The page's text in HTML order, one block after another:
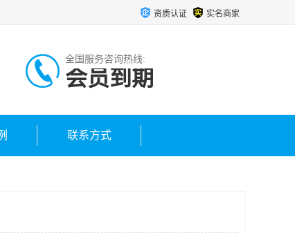
资质认证 实名商家
全国服务咨询热线:
会员到期
联系方式